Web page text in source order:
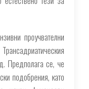
проучвателни
Предполага се, че
подобрения, като